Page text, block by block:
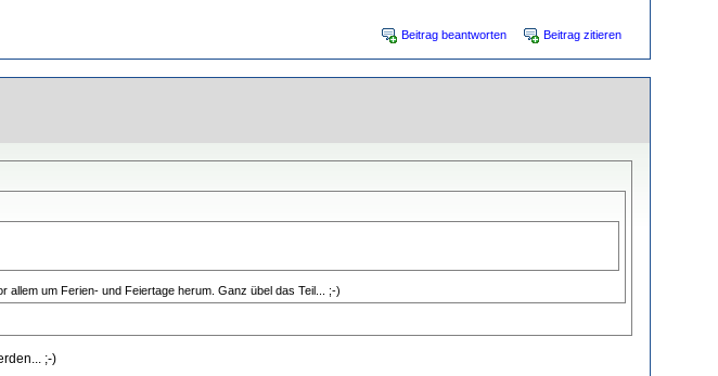
Beitrag beantworten Beitrag zitieren
allem um Ferien- und Feiertage herum. Ganz übel das Teil... ;-)
;-)